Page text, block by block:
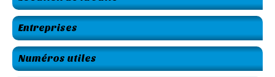
Entreprises
Numéros utiles